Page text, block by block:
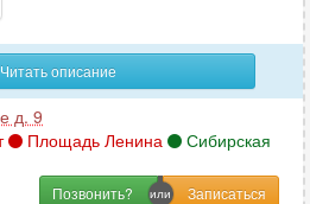
Читать описание
д. 9
Площадь Ленина Сибирская
Позвонить?